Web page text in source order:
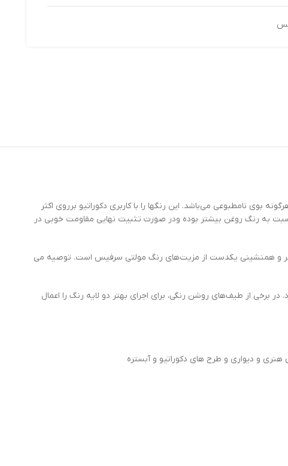
بوی نامطبوعی می‌باشد. این رنگها را با کاربری دکوراتیو برروی اکثر
به رنگ روغن بیشتر بوده ودر صورت تثبیت نهایی مقاومت خوبی در
و همنشینی یکدست از مزیت‌های رنگ مولتی سرفیس است. توصیه می
از طیف‌های روشن رنگی، برای اجرای بهتر دو لایه رنگ را اعمال
و دیواری و طرح های دکوراتیو و آبستره